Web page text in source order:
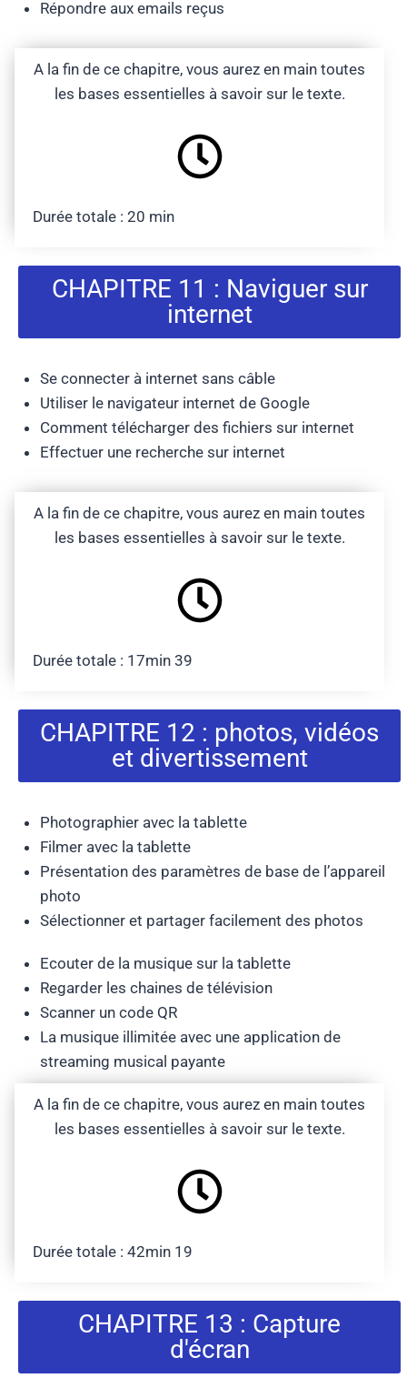
Répondre aux emails reçus
A la fin de ce chapitre, vous aurez en main toutes
les bases essentielles à savoir sur le texte.
Durée totale : 20 min
CHAPITRE 11 : Naviguer sur
internet
Se connecter à internet sans câble
Utiliser le navigateur internet de Google
Comment télécharger des fichiers sur internet
Effectuer une recherche sur internet
A la fin de ce chapitre, vous aurez en main toutes
les bases essentielles à savoir sur le texte.
Durée totale : 17min 39
CHAPITRE 12 : photos, vidéos
et divertissement
Photographier avec la tablette
Filmer avec la tablette
Présentation des paramètres de base de l’appareil
photo
Sélectionner et partager facilement des photos
Ecouter de la musique sur la tablette
Regarder les chaines de télévision
Scanner un code QR
La musique illimitée avec une application de
streaming musical payante
A la fin de ce chapitre, vous aurez en main toutes
les bases essentielles à savoir sur le texte.
Durée totale : 42min 19
CHAPITRE 13 : Capture
d'écran